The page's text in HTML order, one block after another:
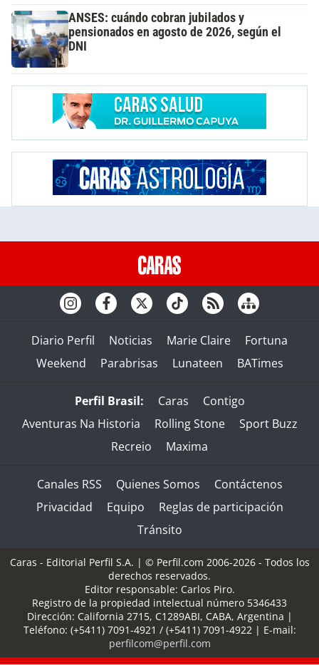
ANSES: cuándo cobran jubilados y
pensionados en agosto de 2026, según el
DNI
Diario Perfil Noticias Marie Claire
Fortuna
Weekend
Parabrisas Lunateen BATimes
Perfil Brasil: Caras
Contigo
Aventuras Na Historia
Rolling Stone
Sport Buzz
Recreio
Maxima
Canales RSS Quienes Somos
Contáctenos
Privacidad
Equipo
Reglas de participación
Tránsito
Caras - Editorial Perfil S.A. | © Perfil.com 2006-2026 - Todos los
derechos reservados.
Editor responsable: Carlos Piro.
Registro de la propiedad intelectual número 5346433
Dirección: California 2715, C1289ABI, CABA, Argentina |
Teléfono: (+5411) 7091-4921 / (+5411) 7091-4922 | E-mail:
perfilcom@perfil.com